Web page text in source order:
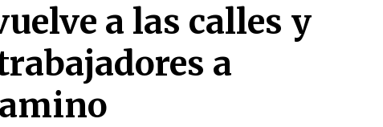
a las calles y
a